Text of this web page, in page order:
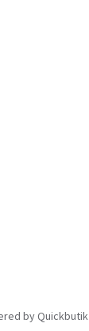
by Quickbutik